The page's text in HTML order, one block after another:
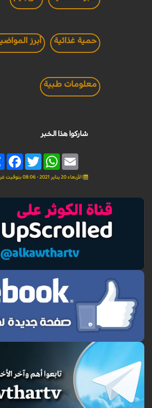
حمية غذائية أبرز
معلومات طبية
شاركوا هذا الخبر
Twitter
WhatsAppEmail
الأربعاء 20 يناير 2021 - 08:06 بتوقيت غرينتش